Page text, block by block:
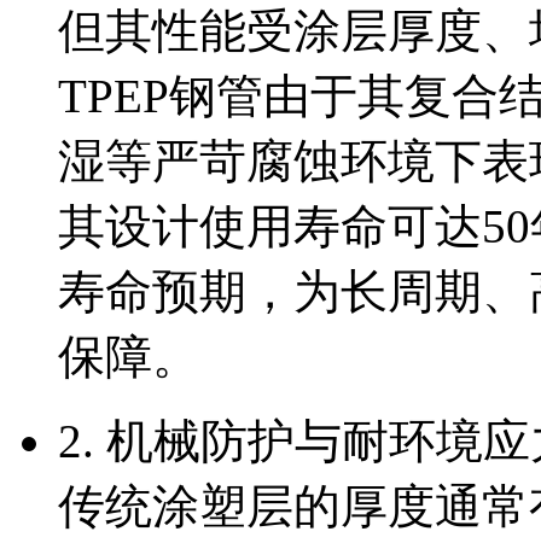
但其性能受涂层厚度
TPEP钢管由于其复合
湿等严苛腐蚀环境下
其设计使用寿命可达
寿命预期，为长周期
保障。
2. 机械防护与耐环境
传统涂塑层的厚度通